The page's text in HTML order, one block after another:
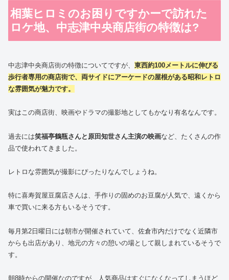
相葉ヒロミのお困りですかーで訪れた
ロケ地、中志津中央商店街の特徴は?
中志津中央商店街の特徴についてですが、 東西約100メートルに伸びる
歩行者専用の商店街で、両サイドにアーケードの屋根がある昭和レトロ
な雰囲気が魅力です。
実はこの商店街、映画やドラマの撮影地としてもかなり有名なんです。
過去には笑福亭鶴瓶さんと原田知世さん主演の映画など、たくさんの作
品で使われてきました。
レトロな雰囲気が撮影にぴったりなんでしょうね。
特に喜寿賀屋豆腐店さんは、手作りの固めのお豆腐が人気で、遠くから
車で買いに来る方もいるそうです。
毎月第2日曜日には朝市が開催されていて、佐倉市内だけでなく近隣市
からも出店があり、地元の方々の憩いの場として親しまれているそうで
す。
朝8時からの開催なのですが、人気商品はすぐになくなってしまうほど